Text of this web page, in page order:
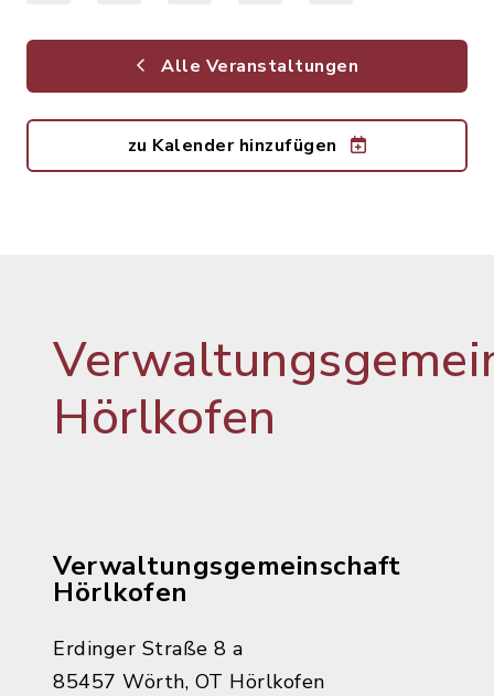
Alle Veranstaltungen
zu Kalender hinzufügen
Hörlkofen
Verwaltungsgemeinschaft
Hörlkofen
Erdinger Straße 8 a
85457 Wörth, OT Hörlkofen